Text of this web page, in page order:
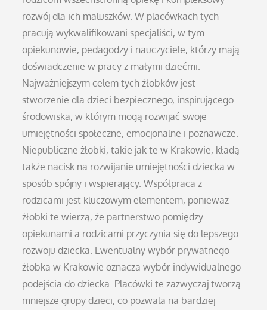
rozwój dla ich maluszków. W placówkach tych
pracują wykwalifikowani specjaliści, w tym
opiekunowie, pedagodzy i nauczyciele, którzy mają
doświadczenie w pracy z małymi dziećmi.
Najważniejszym celem tych żłobków jest
stworzenie dla dzieci bezpiecznego, inspirującego
środowiska, w którym mogą rozwijać swoje
umiejętności społeczne, emocjonalne i poznawcze.
Niepubliczne żłobki, takie jak te w Krakowie, kładą
także nacisk na rozwijanie umiejętności dziecka w
sposób spójny i wspierający. Współpraca z
rodzicami jest kluczowym elementem, ponieważ
żłobki te wierzą, że partnerstwo pomiędzy
opiekunami a rodzicami przyczynia się do lepszego
rozwoju dziecka. Ewentualny wybór prywatnego
żłobka w Krakowie oznacza wybór indywidualnego
podejścia do dziecka. Placówki te zazwyczaj tworzą
mniejsze grupy dzieci, co pozwala na bardziej